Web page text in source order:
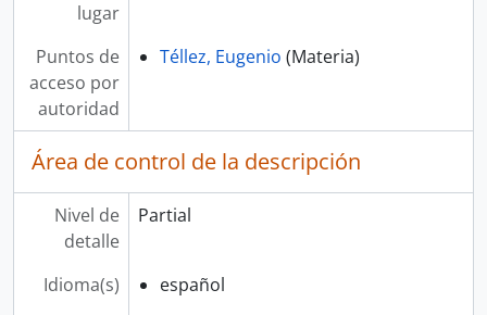
lugar
Puntos de
acceso por
autoridad
Téllez, Eugenio (Materia)
Área de control de la descripción
Nivel de
detalle
Partial
Idioma(s)
español